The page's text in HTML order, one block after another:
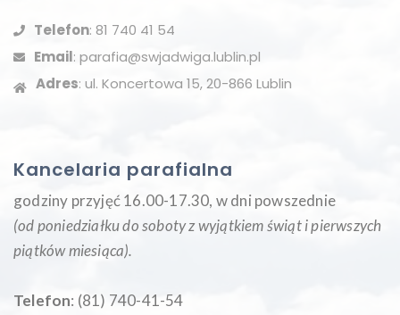
Telefon: 81 740 41 54
Email: parafia@swjadwiga.lublin.pl
Adres: ul. Koncertowa 15, 20-866 Lublin
Kancelaria parafialna
godziny przyjęć 16.00-17.30, w dni powszednie
(od poniedziałku do soboty z wyjątkiem świąt i pierwszych
piątków miesiąca).
Telefon: (81) 740-41-54